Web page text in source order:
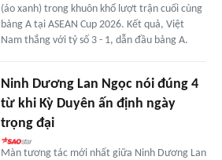
(áo xanh) trong khuôn khổ lượt trận cuối cùng
bảng A tại ASEAN Cup 2026. Kết quả, Việt
Nam thắng với tỷ số 3 - 1, dẫn đầu bảng A.
Ninh Dương Lan Ngọc nói đúng 4
từ khi Kỳ Duyên ấn định ngày
trọng đại
Màn tương tác mới nhất giữa Ninh Dương Lan